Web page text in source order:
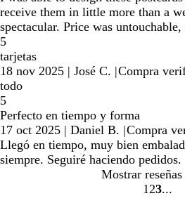
receive them in little more than a
spectacular. Price was untouchable,
5
tarjetas
18 nov 2025 | José C. |Compra
todo
5
Perfecto en tiempo y forma
17 oct 2025 | Daniel B. |Compra
Llegó en tiempo, muy bien
siempre. Seguiré haciendo pedidos.
Mostrar reseñas
Ir
1 Ir
2 Ir
3